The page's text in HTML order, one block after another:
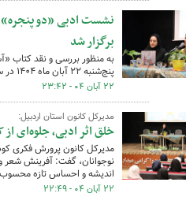
نشست ادبی «دو پنجره»
برگزار شد
به منظور بررسی و نقد کتاب
پنج‌شنبه ۲۲ آبان ماه ۱۴۰۴ در سالن جعفر ابراهیمی(شاهد) اداره کل کانون پرورش فکری کودکان و نوجوانان استان اردبیل برگزار شد.
۲۲ آبان ۰۴ - ۲۳:۴۲
مدیرکل کانون استان اردبیل:
خلق اثر ادبی، جلوه‌ای
مدیرکل کانون پرورش فکری
نوجوانان، گفت: آفرینش شعر
اندیشه و احساس تازه
۲۲ آبان ۰۴ - ۲۲:۴۹